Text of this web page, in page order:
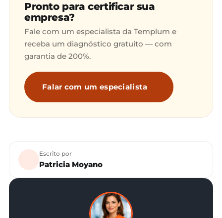
Pronto para certificar sua
empresa?
Fale com um especialista da Templum e
receba um diagnóstico gratuito — com
garantia de 200%.
Falar com um especialista
Escrito por
Patricia Moyano